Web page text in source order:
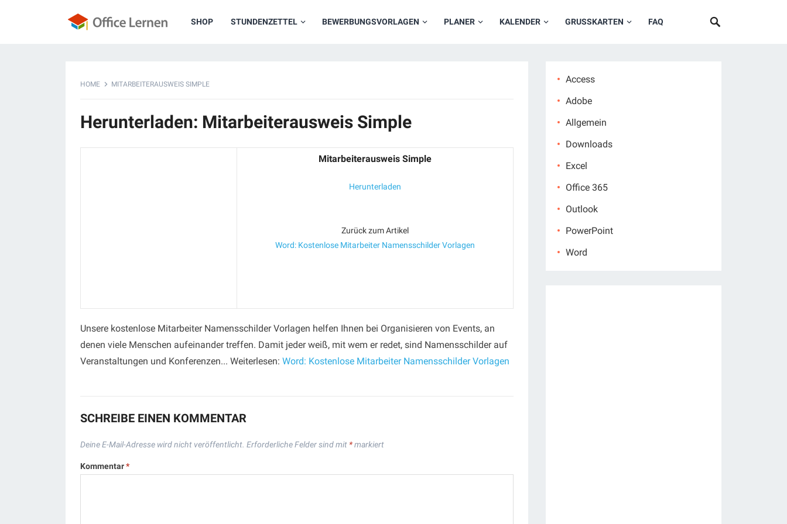
SHOP STUNDENZETTEL BEWERBUNGSVORLAGEN PLANER KALENDER GRUSSKARTEN FAQ
HOME MITARBEITERAUSWEIS SIMPLE
Herunterladen: Mitarbeiterausweis Simple
Mitarbeiterausweis Simple
Herunterladen
Zurück zum Artikel
Word: Kostenlose Mitarbeiter Namensschilder Vorlagen
Unsere kostenlose Mitarbeiter Namensschilder Vorlagen helfen Ihnen bei Organisieren von Events, an
denen viele Menschen aufeinander treffen. Damit jeder weiß, mit wem er redet, sind Namensschilder auf
Veranstaltungen und Konferenzen... Weiterlesen: Word: Kostenlose Mitarbeiter Namensschilder Vorlagen
SCHREIBE EINEN KOMMENTAR
Deine E-Mail-Adresse wird nicht veröffentlicht. Erforderliche Felder sind mit *markiert
Kommentar*
Access
Adobe
Allgemein
Downloads
Excel
Office 365
Outlook
PowerPoint
Word